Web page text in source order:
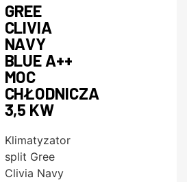
GREE
CLIVIA
NAVY
BLUE A++
MOC
CHŁODNICZA
3,5 KW
Klimatyzator
split Gree
Clivia Navy